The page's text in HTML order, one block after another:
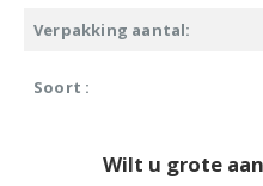
Verpakking aantal:
Soort :
Wilt u grote